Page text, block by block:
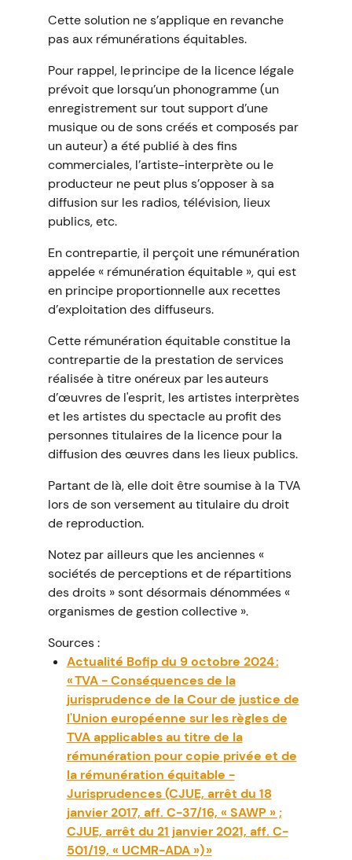
Cette solution ne s’applique en revanche
pas aux rémunérations équitables.
Pour rappel, le principe de la licence légale
prévoit que lorsqu’un phonogramme (un
enregistrement sur tout support d’une
musique ou de sons créés et composés par
un auteur) a été publié à des fins
commerciales, l’artiste-interprète ou le
producteur ne peut plus s’opposer à sa
diffusion sur les radios, télévision, lieux
publics, etc.
En contrepartie, il perçoit une rémunération
appelée « rémunération équitable », qui est
en principe proportionnelle aux recettes
d’exploitation des diffuseurs.
Cette rémunération équitable constitue la
contrepartie de la prestation de services
réalisée à titre onéreux par les auteurs
d’œuvres de l'esprit, les artistes interprètes
et les artistes du spectacle au profit des
personnes titulaires de la licence pour la
diffusion des œuvres dans les lieux publics.
Partant de là, elle doit être soumise à la TVA
lors de son versement au titulaire du droit
de reproduction.
Notez par ailleurs que les anciennes «
sociétés de perceptions et de répartitions
des droits » sont désormais dénommées «
organismes de gestion collective ».
Sources :
Actualité Bofip du 9 octobre 2024 :
« TVA - Conséquences de la
jurisprudence de la Cour de justice de
l'Union européenne sur les règles de
TVA applicables au titre de la
rémunération pour copie privée et de
la rémunération équitable -
Jurisprudences (CJUE, arrêt du 18
janvier 2017, aff. C-37/16, « SAWP » ;
CJUE, arrêt du 21 janvier 2021, aff. C-
501/19, « UCMR-ADA ») »